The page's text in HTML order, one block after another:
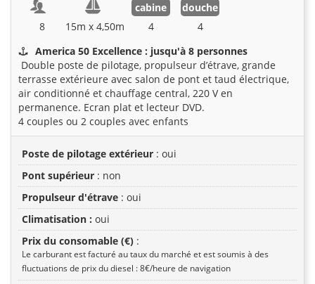
8 15m x 4,50m
cabine
4
douche
4
America 50 Excellence : jusqu'à 8 personnes
Double poste de pilotage, propulseur d’étrave, grande
terrasse extérieure avec salon de pont et taud électrique,
air conditionné et chauffage central, 220 V en
permanence. Ecran plat et lecteur DVD.
4 couples ou 2 couples avec enfants
Poste de pilotage extérieur : oui
Pont supérieur : non
Propulseur d'étrave : oui
Climatisation : oui
Prix du consomable (€) :
Le carburant est facturé au taux du marché et est soumis à des
fluctuations de prix du diesel : 8€/heure de navigation